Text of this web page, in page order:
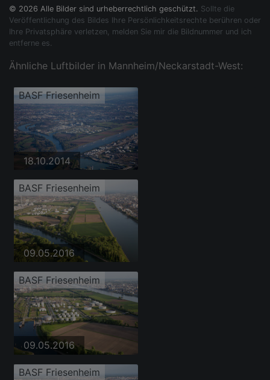
© 2026 Alle Bilder sind urheberrechtlich geschützt. Sollte die
Veröffentlichung des Bildes Ihre Persönlichkeitsrechte berühren oder
Ihre Privatsphäre verletzen, melden Sie mir die Bildnummer und ich
entferne es.
Ähnliche Luftbilder in Mannheim/Neckarstadt-West:
BASF Friesenheim
18.10.2014
BASF Friesenheim
09.05.2016
BASF Friesenheim
09.05.2016
BASF Friesenheim